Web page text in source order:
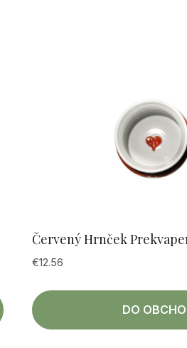
Červený Hrnček
€12.56
DO